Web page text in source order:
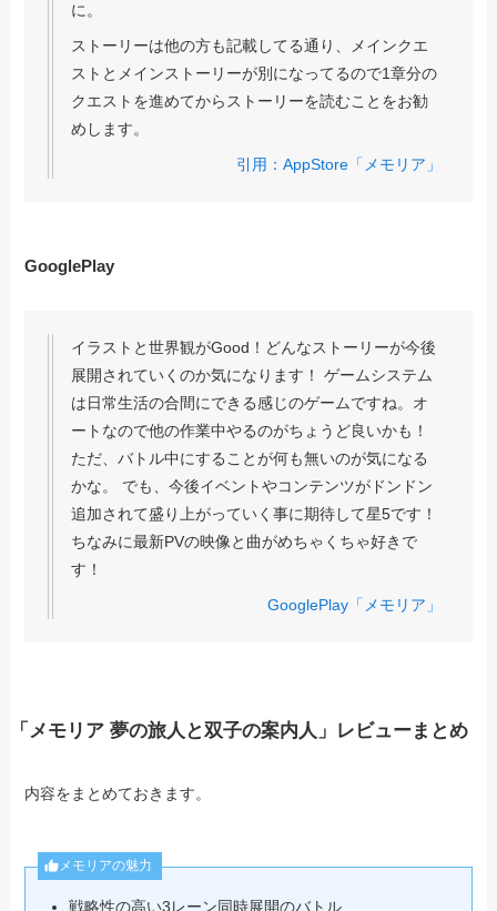
に。
ストーリーは他の方も記載してる通り、メインクエ
ストとメインストーリーが別になってるので1章分の
クエストを進めてからストーリーを読むことをお勧
めします。
引用：AppStore「メモリア」
GooglePlay
イラストと世界観がGood！どんなストーリーが今後
展開されていくのか気になります！ ゲームシステム
は日常生活の合間にできる感じのゲームですね。オ
ートなので他の作業中やるのがちょうど良いかも！
ただ、バトル中にすることが何も無いのが気になる
かな。 でも、今後イベントやコンテンツがドンドン
追加されて盛り上がっていく事に期待して星5です！
ちなみに最新PVの映像と曲がめちゃくちゃ好きで
す！
GooglePlay「メモリア」
「メモリア 夢の旅人と双子の案内人」レビューまとめ
内容をまとめておきます。
メモリアの魅力
戦略性の高い3レーン同時展開のバトル